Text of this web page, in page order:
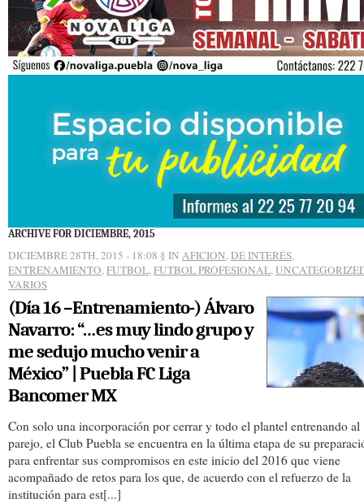
ARCHIVE FOR DICIEMBRE, 2015
DICIEMBRE 28TH, 2015 - 18:08 § IN AFICION,DE INTERÉS,
ENTRENAMIENTO,FUTBOL,FUTBOL PROFESIONAL,
VARIOS
(Día 16 –Entrenamiento-) Álvaro
Navarro: “…es muy lindo grupo y
me sedujo mucho venir a
México” | Puebla FC Liga
Bancomer MX
Con solo una incorporación por cerrar y todo el plantel entrenando al
parejo, el Club Puebla se encuentra en la última etapa de su
para enfrentar sus compromisos en este inicio del 2016 que viene
acompañado de retos para los que, de acuerdo con el refuerzo de la
institución para est[...]